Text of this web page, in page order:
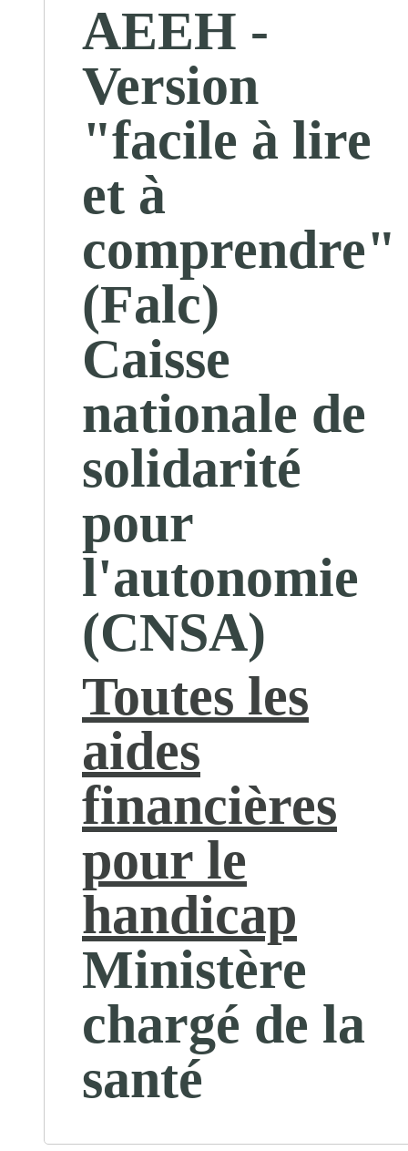
AEEH -
Version
"facile à lire
et à
comprendre"
(Falc)
Caisse
nationale de
solidarité
pour
l'autonomie
(CNSA)
Toutes les
aides
financières
pour le
handicap
Ministère
chargé de la
santé